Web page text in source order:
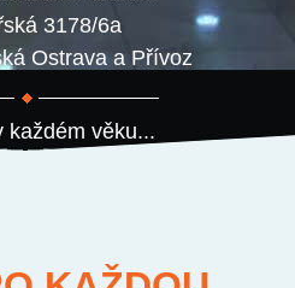
3178/6a
Ostrava a Přívoz
každém věku...